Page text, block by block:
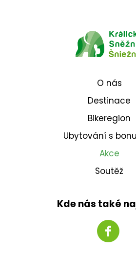
O nás
Destinace
Bikeregion
Ubytování s
Akce
Soutěž
Kde nás také